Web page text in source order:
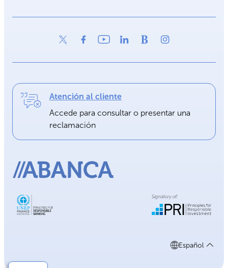
Atención al cliente
Accede para consultar o presentar una
reclamación
Español